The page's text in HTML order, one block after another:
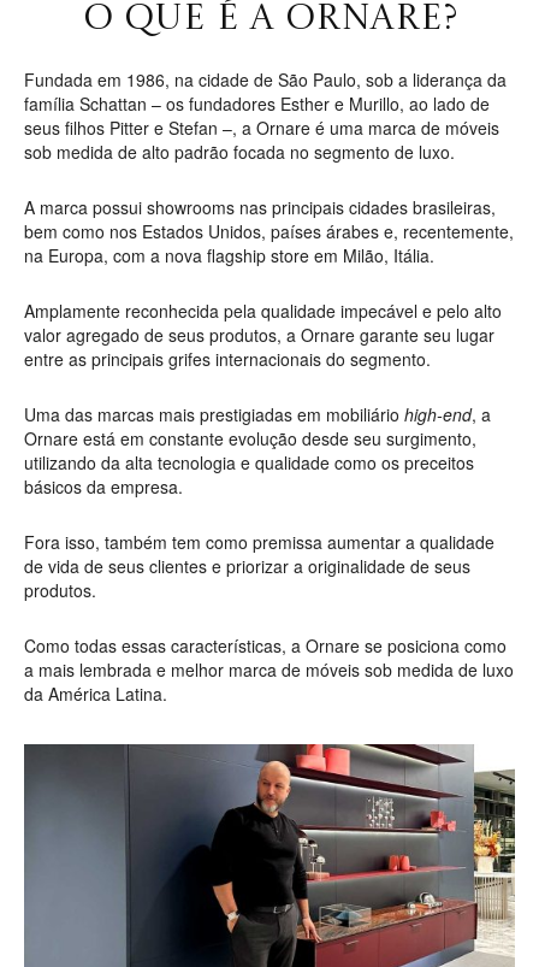
O QUE É A ORNARE?
Fundada em 1986, na cidade de São Paulo, sob a liderança da
família Schattan – os fundadores Esther e Murillo, ao lado de
seus filhos Pitter e Stefan –, a Ornare é uma marca de móveis
sob medida de alto padrão focada no segmento de luxo.
A marca possui showrooms nas principais cidades brasileiras,
bem como nos Estados Unidos, países árabes e, recentemente,
na Europa, com a nova flagship store em Milão, Itália.
Amplamente reconhecida pela qualidade impecável e pelo alto
valor agregado de seus produtos, a Ornare garante seu lugar
entre as principais grifes internacionais do segmento.
Uma das marcas mais prestigiadas em mobiliário high-end, a
Ornare está em constante evolução desde seu surgimento,
utilizando da alta tecnologia e qualidade como os preceitos
básicos da empresa.
Fora isso, também tem como premissa aumentar a qualidade
de vida de seus clientes e priorizar a originalidade de seus
produtos.
Como todas essas características, a Ornare se posiciona como
a mais lembrada e melhor marca de móveis sob medida de luxo
da América Latina.